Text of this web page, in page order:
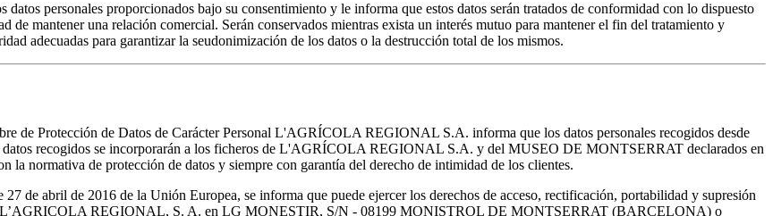
personales proporcionados bajo su consentimiento y le informa que estos datos serán tratados de conformidad con lo dispuesto
de mantener una relación comercial. Serán conservados mientras exista un interés mutuo para mantener el fin del tratamiento y
adecuadas para garantizar la seudonimización de los datos o la destrucción total de los mismos.
de Protección de Datos de Carácter Personal L'AGRÍCOLA REGIONAL S.A. informa que los datos personales recogidos desde
datos recogidos se incorporarán a los ficheros de L'AGRÍCOLA REGIONAL S.A. y del MUSEO DE MONTSERRAT declarados en
la normativa de protección de datos y siempre con garantía del derecho de intimidad de los clientes.
de abril de 2016 de la Unión Europea, se informa que puede ejercer los derechos de acceso, rectificación, portabilidad y supresión
a L’AGRICOLA REGIONAL, S. A. en LG MONESTIR, S/N - 08199 MONISTROL DE MONTSERRAT (BARCELONA) o